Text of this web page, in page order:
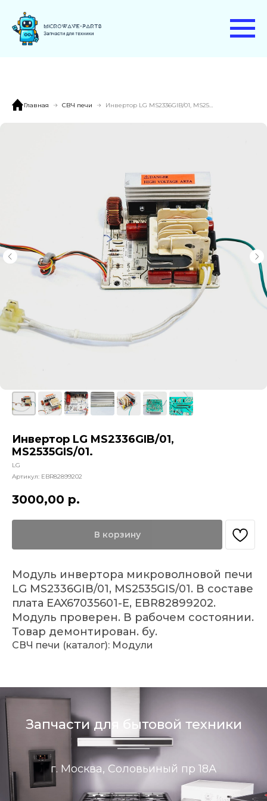
Главная СВЧ печи
Инвертор LG MS2336GIB/01,
MS2535GIS/01.
LG
Артикул: EBR82899202
3000,00 р.
В корзину
Модуль инвертора микроволновой печи
LG MS2336GIB/01, MS2535GIS/01. В составе
плата EAX67035601-E, EBR82899202.
Модуль проверен. В рабочем состоянии.
Товар демонтирован. бу.
СВЧ печи (каталог): Модули
Запчасти для бытовой техники
г. Москва, Соловьиный пр 18А